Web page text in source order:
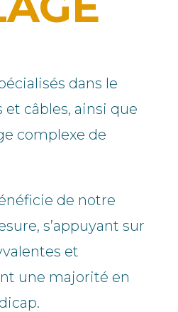
dans le
et câbles, ainsi que
complexe de
de notre
s’appuyant sur
et
une majorité en